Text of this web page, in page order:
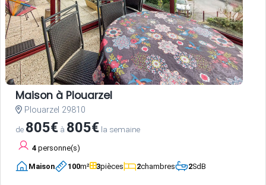
Maison à Plouarzel
Plouarzel 29810
de 805€ à 805€ la semaine
4 personne(s)
Maison 100m² 3pièces 2chambres 2SdB